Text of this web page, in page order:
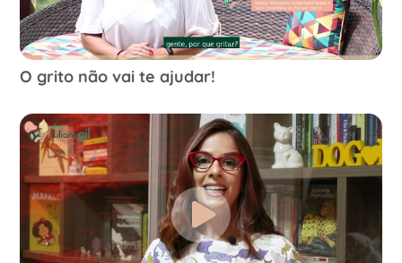
O grito não vai te ajudar!